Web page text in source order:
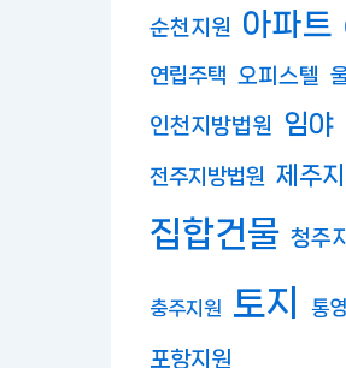
순천지원 아파트
연립주택 오피스텔
인천지방법원 임야
전주지방법원 제주
집합건물 청주
충주지원 토지 통
포항지원